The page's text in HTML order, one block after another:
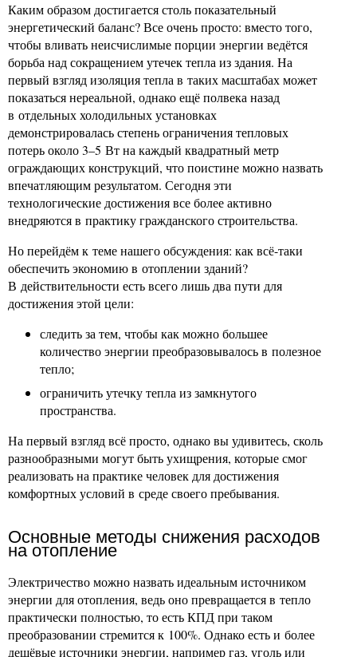
Каким образом достигается столь показательный
энергетический баланс? Все очень просто: вместо того,
чтобы вливать неисчислимые порции энергии ведётся
борьба над сокращением утечек тепла из здания. На
первый взгляд изоляция тепла в таких масштабах может
показаться нереальной, однако ещё полвека назад
в отдельных холодильных установках
демонстрировалась степень ограничения тепловых
потерь около 3–5 Вт на каждый квадратный метр
ограждающих конструкций, что поистине можно назвать
впечатляющим результатом. Сегодня эти
технологические достижения все более активно
внедряются в практику гражданского строительства.
Но перейдём к теме нашего обсуждения: как всё-таки
обеспечить экономию в отоплении зданий?
В действительности есть всего лишь два пути для
достижения этой цели:
следить за тем, чтобы как можно большее
количество энергии преобразовывалось в полезное
тепло;
ограничить утечку тепла из замкнутого
пространства.
На первый взгляд всё просто, однако вы удивитесь, сколь
разнообразными могут быть ухищрения, которые смог
реализовать на практике человек для достижения
комфортных условий в среде своего пребывания.
Основные методы снижения расходов
на отопление
Электричество можно назвать идеальным источником
энергии для отопления, ведь оно превращается в тепло
практически полностью, то есть КПД при таком
преобразовании стремится к 100%. Однако есть и более
дешёвые источники энергии, например газ, уголь или